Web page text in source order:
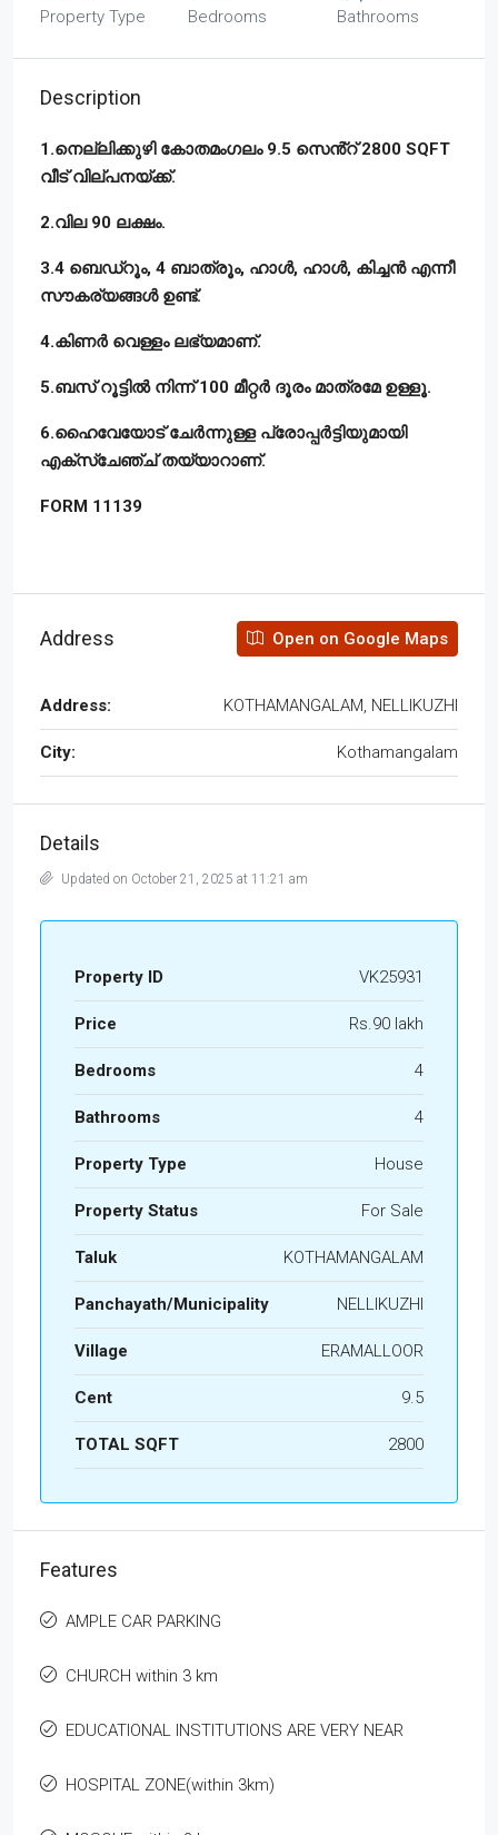
Property Type
Bedrooms
Bathrooms
Description
1.നെല്ലിക്കുഴി കോതമംഗലം 9.5 സെൻ്റ് 2800 SQFT
വീട് വില്പനയ്ക്ക്.
2.വില 90 ലക്ഷം.
3.4 ബെഡ്‌റൂം, 4 ബാത്രൂം, ഹാൾ, ഹാൾ, കിച്ചൻ എന്നീ
സൗകര്യങ്ങൾ ഉണ്ട്‌.
4.കിണർ വെള്ളം ലഭ്യമാണ്.
5.ബസ് റൂട്ടിൽ നിന്ന് 100 മീറ്റർ ദൂരം മാത്രമേ ഉള്ളൂ.
6.ഹൈവേയോട് ചേർന്നുള്ള പ്രോപ്പർട്ടിയുമായി
എക്സ്ചേഞ്ച് തയ്യാറാണ്.
FORM 11139
Address Open on Google Maps
Address: KOTHAMANGALAM, NELLIKUZHI
City: Kothamangalam
Details
Updated on October 21, 2025 at 11:21 am
Property ID VK25931
Price Rs.90 lakh
Bedrooms 4
Bathrooms 4
Property Type House
Property Status For Sale
Taluk KOTHAMANGALAM
Panchayath/Municipality NELLIKUZHI
Village ERAMALLOOR
Cent 9.5
TOTAL SQFT 2800
Features
AMPLE CAR PARKING
CHURCH within 3 km
EDUCATIONAL INSTITUTIONS ARE VERY NEAR
HOSPITAL ZONE(within 3km)